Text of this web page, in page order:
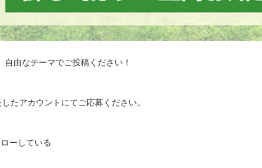
由なテーマでご投稿ください！
たアカウントにてご応募ください。
ーしている